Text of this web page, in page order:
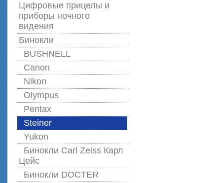
Цифровые прицелы и
приборы ночного
видения
Бинокли
BUSHNELL
Canon
Nikon
Olympus
Pentax
Steiner
Yukon
Бинокли Carl Zeiss Карл
Цейс
Бинокли DOCTER